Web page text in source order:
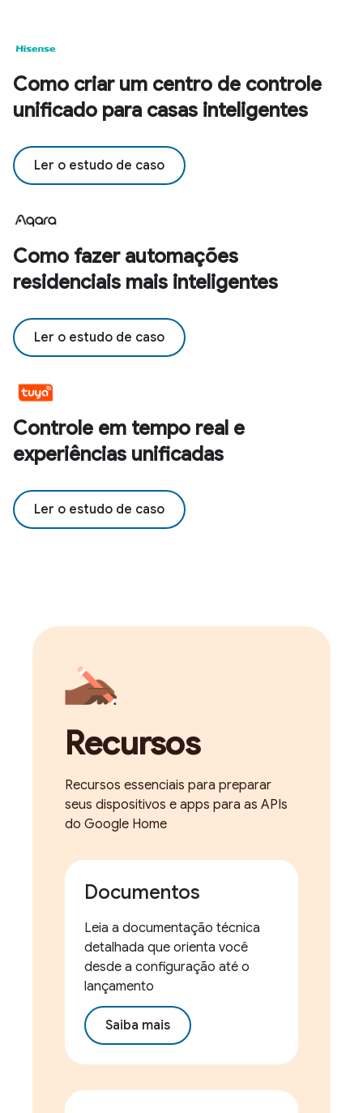
Como criar um centro de controle
unificado para casas inteligentes
Ler o estudo de caso
Como fazer automações
residenciais mais inteligentes
Ler o estudo de caso
Controle em tempo real e
experiências unificadas
Ler o estudo de caso
Recursos
Recursos essenciais para preparar
seus dispositivos e apps para as APIs
do Google Home
Documentos
Leia a documentação técnica
detalhada que orienta você
desde a configuração até o
lançamento
Saiba mais